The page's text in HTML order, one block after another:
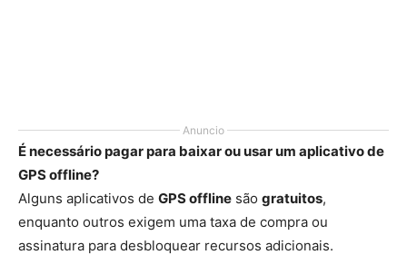
Anuncio
É necessário pagar para baixar ou usar um aplicativo de
GPS offline?
Alguns aplicativos de GPS offline são gratuitos,
enquanto outros exigem uma taxa de compra ou
assinatura para desbloquear recursos adicionais.